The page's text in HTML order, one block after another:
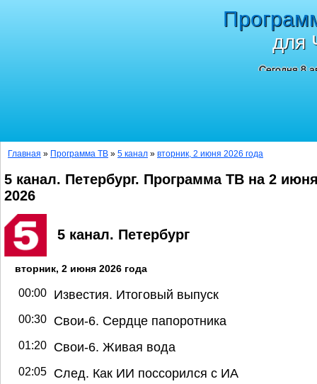
для
Сегодня 8
Главная » Программа ТВ » 5 канал » вторник, 2 июня 2026 года
5 канал. Петербург. Программа ТВ на 2
2026
5 канал. Петербург
вторник, 2 июня 2026 года
00:00 Известия. Итоговый выпуск
00:30 Свои-6. Сердце папоротника
01:20 Свои-6. Живая вода
02:05 След. Как ИИ поссорился с ИА